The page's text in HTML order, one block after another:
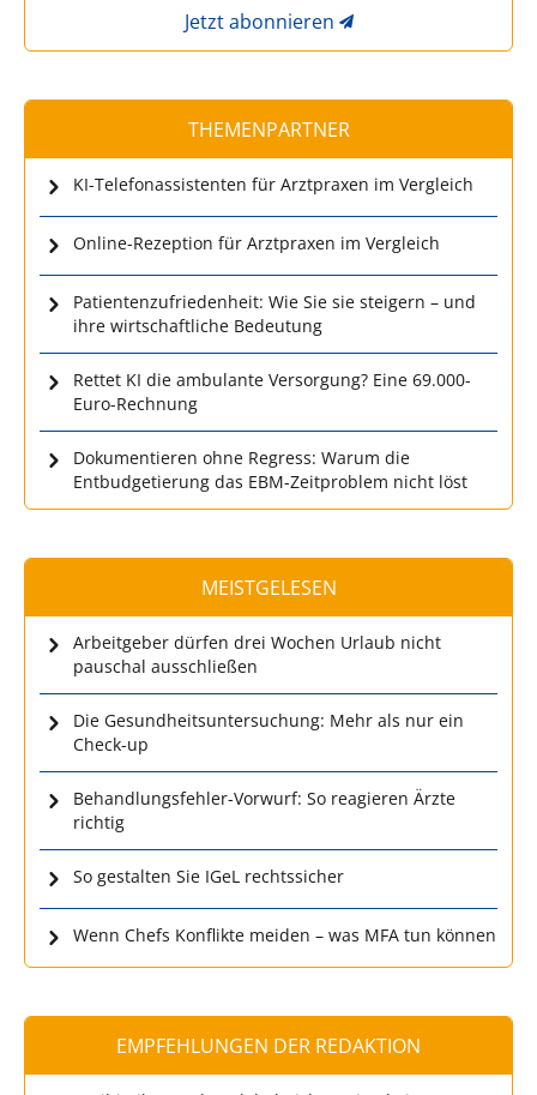
Jetzt abonnieren
THEMENPARTNER
KI-Telefonassistenten für Arztpraxen im Vergleich
Online-Rezeption für Arztpraxen im Vergleich
Patientenzufriedenheit: Wie Sie sie steigern – und
ihre wirtschaftliche Bedeutung
Rettet KI die ambulante Versorgung? Eine 69.000-
Euro-Rechnung
Dokumentieren ohne Regress: Warum die
Entbudgetierung das EBM-Zeitproblem nicht löst
MEISTGELESEN
Arbeitgeber dürfen drei Wochen Urlaub nicht
pauschal ausschließen
Die Gesundheitsuntersuchung: Mehr als nur ein
Check-up
Behandlungsfehler-Vorwurf: So reagieren Ärzte
richtig
So gestalten Sie IGeL rechtssicher
Wenn Chefs Konflikte meiden – was MFA tun können
EMPFEHLUNGEN DER REDAKTION